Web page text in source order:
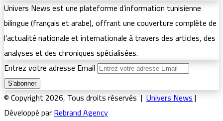
Univers News est une plateforme d’information tunisienne
bilingue (français et arabe), offrant une couverture complète de
l’actualité nationale et internationale à travers des articles, des
analyses et des chroniques spécialisées.
Entrez votre adresse Email
© Copyright 2026, Tous droits réservés |Univers News|
Développé parRebrand Agency